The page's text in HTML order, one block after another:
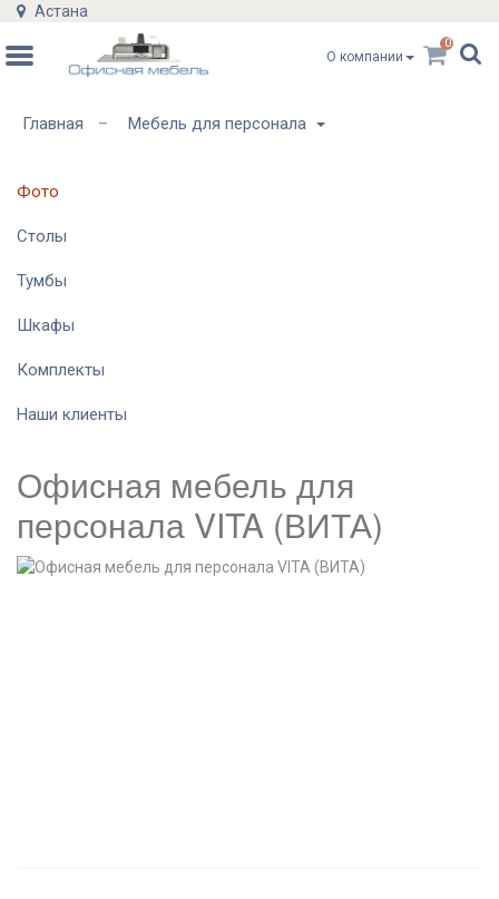
Астана
О компании
0
Главная – Мебель для персонала
Фото
Столы
Тумбы
Шкафы
Комплекты
Наши клиенты
Офисная мебель для
персонала VITA (ВИТА)